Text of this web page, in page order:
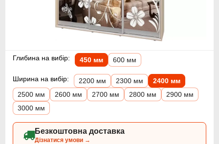
Глибина на вибір: 450 мм 600 мм
Ширина на вибір: 2200 мм 2300 мм
2400 мм
2500 мм
2600 мм 2700 мм 2800 мм
2900 мм
3000 мм
Безкоштовна доставка
Дізнатися умови →